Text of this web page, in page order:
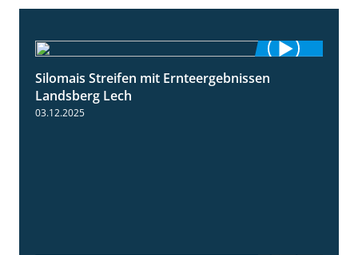
11:01
Silomais Streifen mit Ernteergebnissen
Landsberg Lech
03.12.2025